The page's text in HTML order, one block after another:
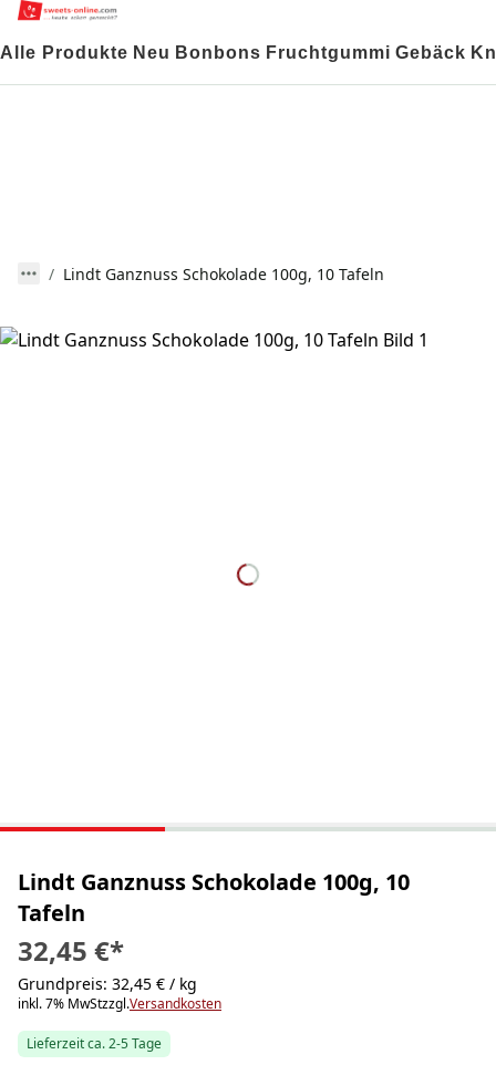
Alle Produkte Neu Bonbons Fruchtgummi Gebäck
Lindt Ganznuss Schokolade 100g, 10 Tafeln
Lindt Ganznuss Schokolade 100g, 10
Tafeln
32,45 €*
Grundpreis: 32,45 € / kg
inkl. 7% MwStzzgl.Versandkosten
Lieferzeit ca. 2-5 Tage